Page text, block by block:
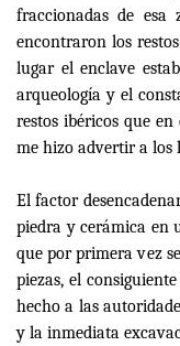
fraccionadas de
encontraron los
lugar el enclave
arqueología y el
restos ibéricos que
me hizo advertir a los
El factor
piedra y cerámica en
que por primera vez
piezas, el
hecho a las
y la inmediata